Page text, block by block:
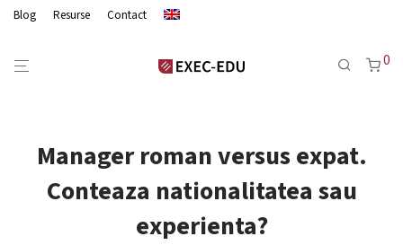
Blog Resurse Contact
0
Manager roman versus expat.
Conteaza nationalitatea sau
experienta?